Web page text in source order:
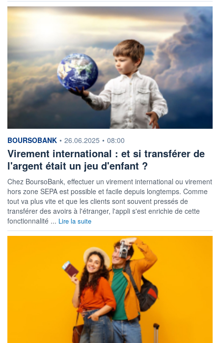
information fournie par
BOURSOBANK • 26.06.2025 • 08:00
Virement international : et si transférer de
l'argent était un jeu d'enfant ?
Chez BoursoBank, effectuer un virement international ou virement
hors zone SEPA est possible et facile depuis longtemps. Comme
tout va plus vite et que les clients sont souvent pressés de
transférer des avoirs à l'étranger, l'appli s'est enrichie de cette
fonctionnalité ... Lire la suite